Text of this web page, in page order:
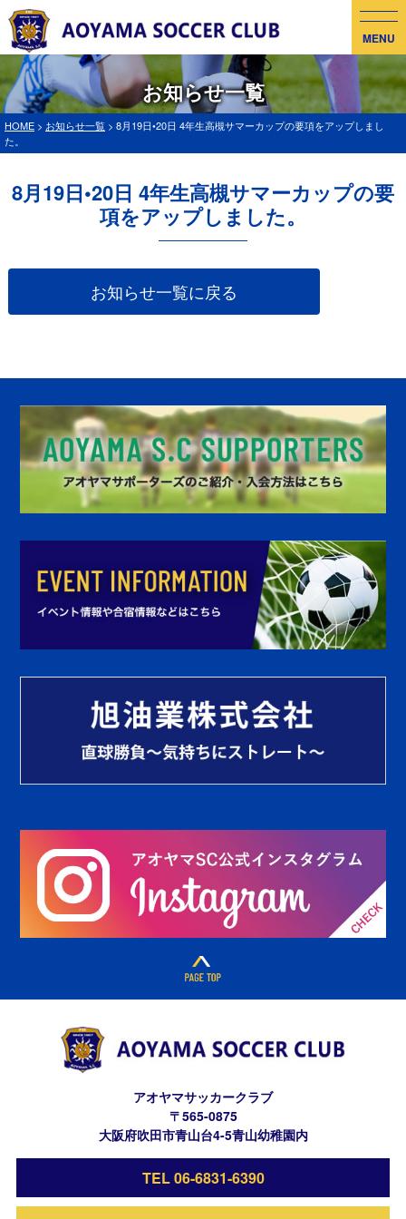
MENU
お知らせ一覧
HOME > お知らせ一覧 > 8月19日•20日 4年生高槻サマーカップの要項をアップしまし
た。
8月19日•20日 4年生高槻サマーカップの要
項をアップしました。
お知らせ一覧に戻る
アオヤマサッカークラブ
〒565-0875
大阪府吹田市青山台4-5青山幼稚園内
TEL 06-6831-6390